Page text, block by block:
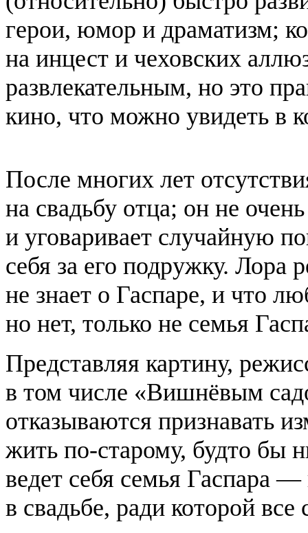
герои, юмор и драматизм;
на инцест и чеховских
развлекательным, но это
кино, что можно увидеть
После многих лет
на свадьбу отца; он не
и уговаривает случайную
себя за его подружку. Лора
не знает о Гаспаре, и что
но нет, только не семья
Представляя картину,
в том числе «Вишнёвым
отказываются признавать
жить по-старому, будто бы
ведет себя семья Гаспара
в свадьбе, ради которой все